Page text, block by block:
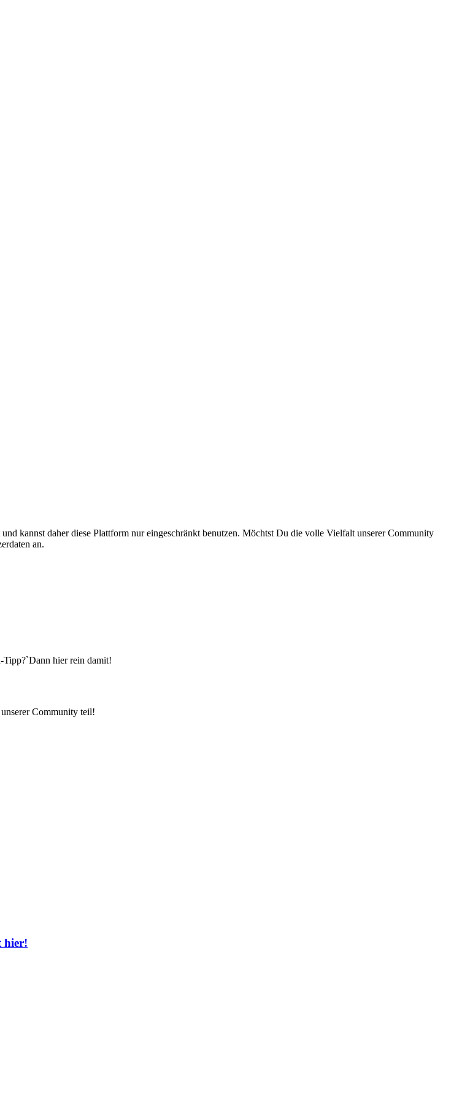
kannst daher diese Plattform nur eingeschränkt benutzen. Möchtst Du die volle Vielfalt unserer Community
an.
hier rein damit!
Community teil!
hier!